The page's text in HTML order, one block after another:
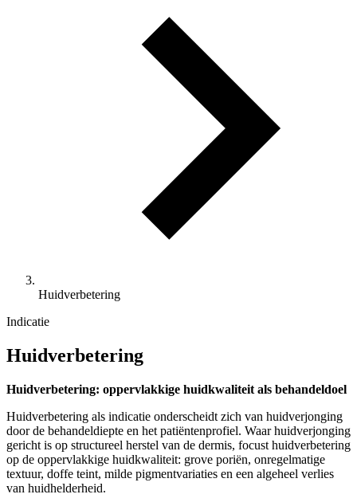
Huidverbetering
Indicatie
Huidverbetering
Huidverbetering: oppervlakkige huidkwaliteit als behandeldoel
Huidverbetering als indicatie onderscheidt zich van huidverjonging
door de behandeldiepte en het patiëntenprofiel. Waar huidverjonging
gericht is op structureel herstel van de dermis, focust huidverbetering
op de oppervlakkige huidkwaliteit: grove poriën, onregelmatige
textuur, doffe teint, milde pigmentvariaties en een algeheel verlies
van huidhelderheid.